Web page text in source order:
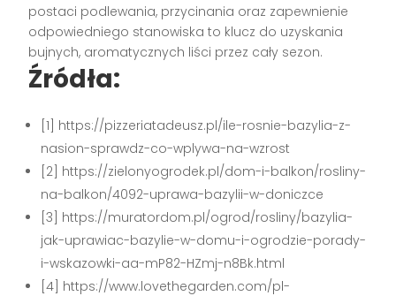
postaci podlewania, przycinania oraz zapewnienie
odpowiedniego stanowiska to klucz do uzyskania
bujnych, aromatycznych liści przez cały sezon.
Źródła:
[1] https://pizzeriatadeusz.pl/ile-rosnie-bazylia-z-
nasion-sprawdz-co-wplywa-na-wzrost
[2] https://zielonyogrodek.pl/dom-i-balkon/rosliny-
na-balkon/4092-uprawa-bazylii-w-doniczce
[3] https://muratordom.pl/ogrod/rosliny/bazylia-
jak-uprawiac-bazylie-w-domu-i-ogrodzie-porady-
i-wskazowki-aa-mP82-HZmj-n8Bk.html
[4] https://www.lovethegarden.com/pl-